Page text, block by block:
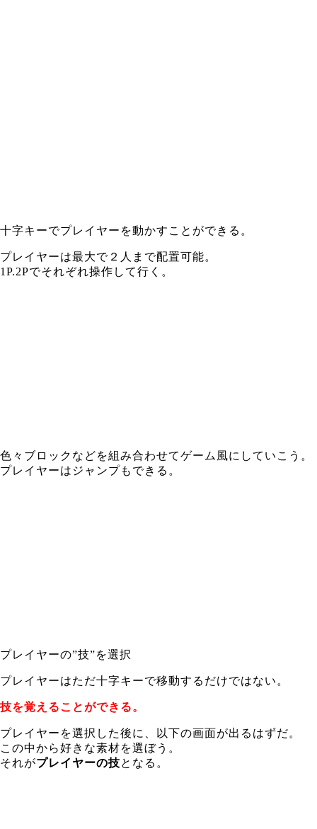
十字キーでプレイヤーを動かすことができる。
プレイヤーは最大で２人まで配置可能。
1P.2Pでそれぞれ操作して行く。
色々ブロックなどを組み合わせてゲーム風にしていこう。
プレイヤーはジャンプもできる。
プレイヤーの”技”を選択
プレイヤーはただ十字キーで移動するだけではない。
技を覚えることができる。
プレイヤーを選択した後に、以下の画面が出るはずだ。
この中から好きな素材を選ぼう。
それがプレイヤーの技となる。